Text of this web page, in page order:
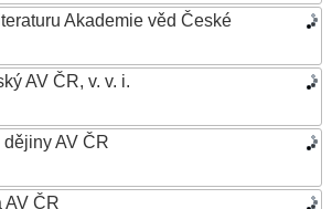
Akademie věd České
AV ČR, v. v. i.
AV ČR
AV ČR